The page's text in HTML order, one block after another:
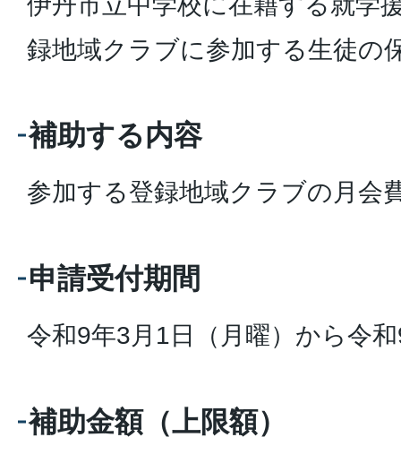
録地域クラブに参加する生徒の
補助する内容
参加する登録地域クラブの月会
申請受付期間
令和9年3月1日（月曜）から令
補助金額（上限額）